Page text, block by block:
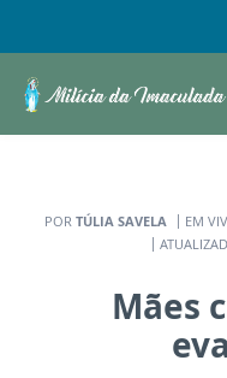
POR TÚLIA SAVELA EM
Mães